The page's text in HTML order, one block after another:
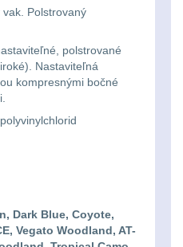
Polstrovaný
polstrované
Nastaviteľná
kompresnými bočné
Dark Blue, Coyote,
Vegato Woodland, AT-